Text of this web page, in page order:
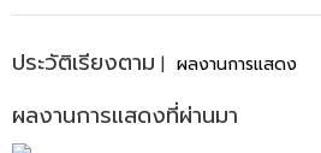
ประวัติเรียงตาม | ผลงานการแสดง
ผลงานการแสดงที่ผ่านมา